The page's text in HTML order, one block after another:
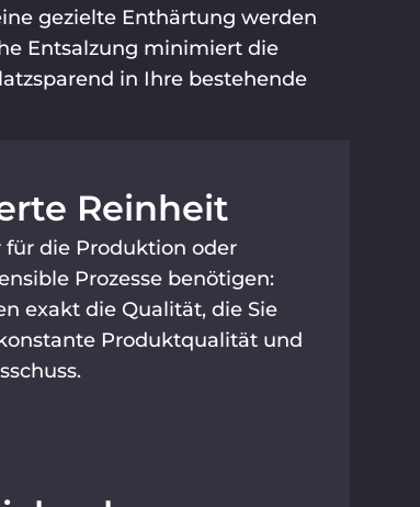
gezielte Enthärtung werden
Entsalzung minimiert die
in Ihre bestehende
Reinheit
für die Produktion oder
Prozesse benötigen:
exakt die Qualität, die Sie
Produktqualität und